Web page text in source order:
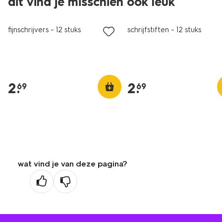
fijnschrijvers - 12 stuks
2.
69
schrijfstiften - 12 stuks
2.
69
wat vind je van deze pagina?